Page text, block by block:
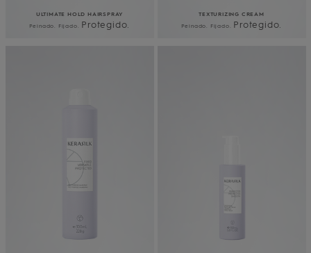
ULTIMATE HOLD HAIRSPRAY
Peinado. Fijado. Protegido.
TEXTURIZING CREAM
Peinado. Fijado. Protegido.